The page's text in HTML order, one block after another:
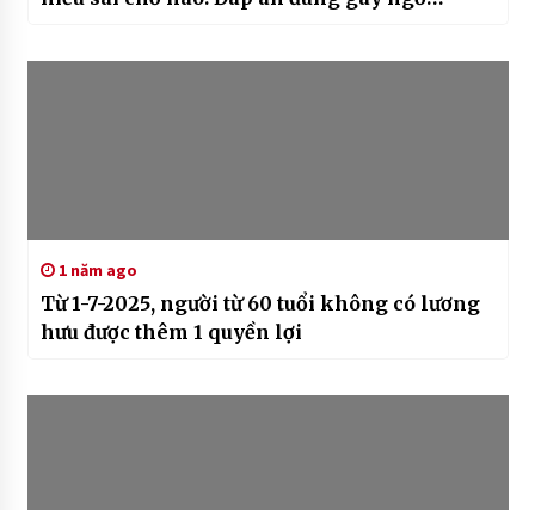
1 năm ago
Từ 1-7-2025, người từ 60 tuổi không có lương
hưu được thêm 1 quyền lợi